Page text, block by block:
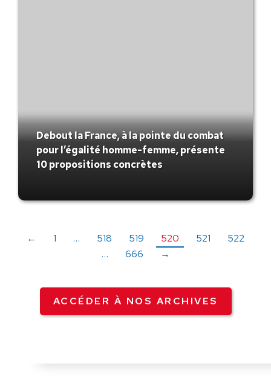
Debout la France, à la pointe du combat
pour l’égalité homme-femme, présente
10 propositions concrètes
← 1 … 518 519 520 521
522
…
666 →
ACCÉDER À NOS ARCHIVES